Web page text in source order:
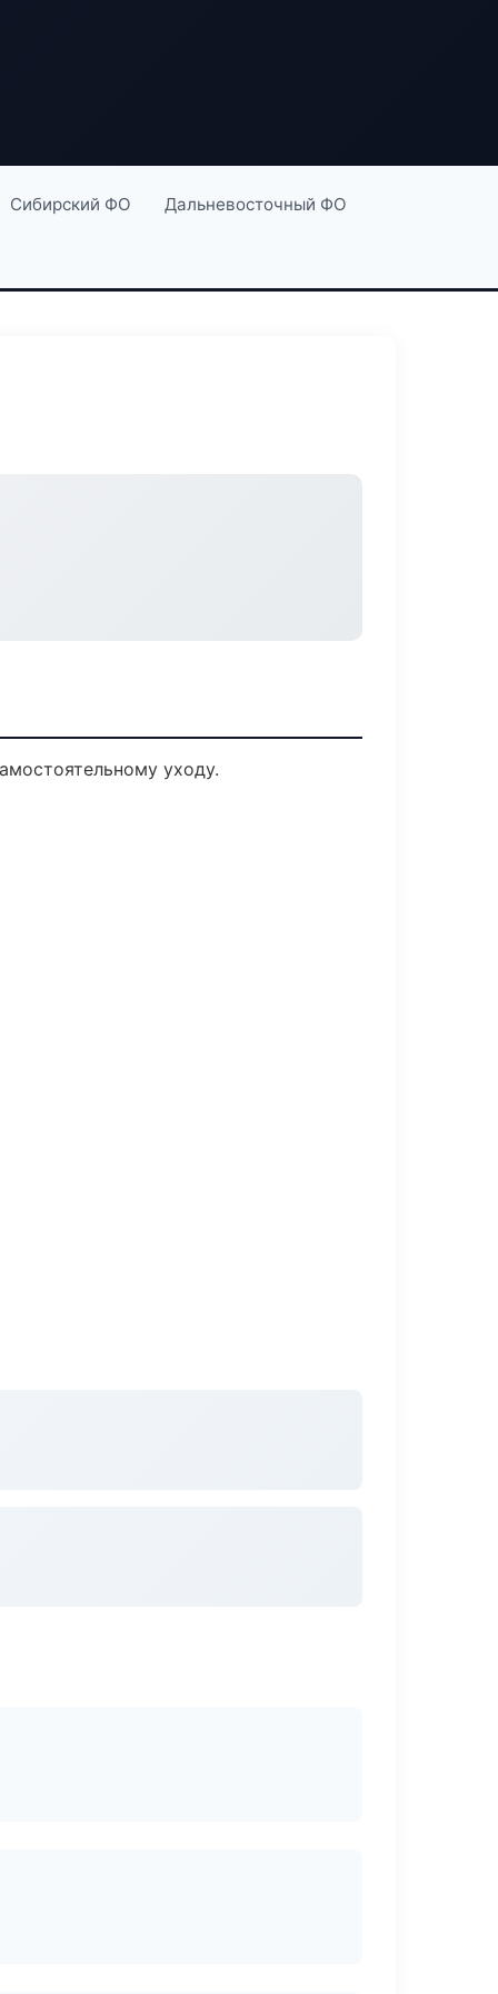
Сибирский ФО Дальневосточный ФО
уходу.